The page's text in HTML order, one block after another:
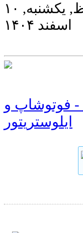
آخرین به روز رسانی: ۰۴:۳۲ ق.ظ, يكشنبه, ۱۰
اسفند ۱۴۰۴
فوتوشاپ و
ایلوستریتور